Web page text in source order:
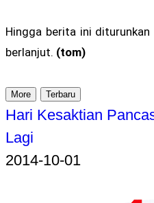
Hingga berita ini
berlanjut. (tom)
More Terbaru
Hari Kesaktian
Lagi
2014-10-01